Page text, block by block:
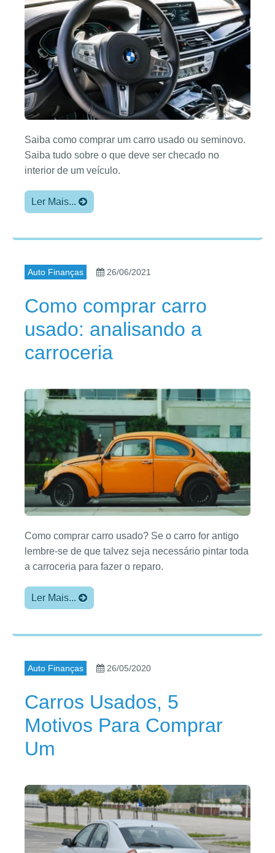
Saiba como comprar um carro usado ou seminovo.
Saiba tudo sobre o que deve ser checado no
interior de um veículo.
Ler Mais...
Auto Finanças 26/06/2021
Como comprar carro
usado: analisando a
carroceria
Como comprar carro usado? Se o carro for antigo
lembre-se de que talvez seja necessário pintar toda
a carroceria para fazer o reparo.
Ler Mais...
Auto Finanças 26/05/2020
Carros Usados, 5
Motivos Para Comprar
Um